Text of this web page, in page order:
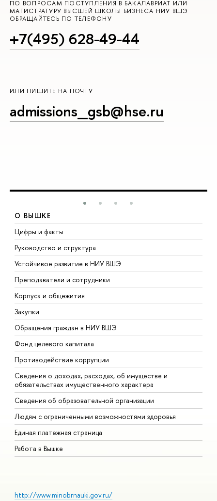
ПО ВОПРОСАМ ПОСТУПЛЕНИЯ В БАКАЛАВРИАТ ИЛИ
МАГИСТРАТУРУ ВЫСШЕЙ ШКОЛЫ БИЗНЕСА НИУ ВШЭ
ОБРАЩАЙТЕСЬ ПО ТЕЛЕФОНУ
+7(495) 628-49-44
ИЛИ ПИШИТЕ НА ПОЧТУ
admissions_gsb@hse.ru
О ВЫШКЕ
Цифры и факты
Руководство и структура
Устойчивое развитие в НИУ ВШЭ
Преподаватели и сотрудники
Корпуса и общежития
Закупки
Обращения граждан в НИУ ВШЭ
Фонд целевого капитала
Противодействие коррупции
Сведения о доходах, расходах, об имуществе и
обязательствах имущественного характера
Сведения об образовательной организации
Людям с ограниченными возможностями здоровья
Единая платежная страница
Работа в Вышке
http://www.minobrnauki.gov.ru/